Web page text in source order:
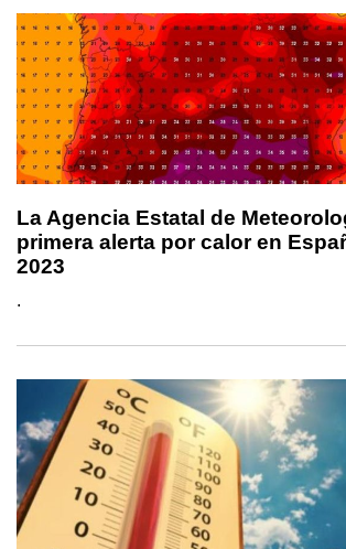
La Agencia Estatal de
primera alerta por calor en
2023
.